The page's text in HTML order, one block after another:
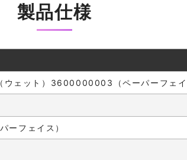
製品仕様
ェット）3600000003（ペーパーフェ
ーフェイス）